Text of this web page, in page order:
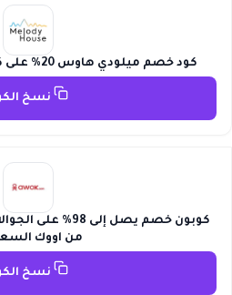
كود خصم ميلودي هاوس 20% على كل الموقع Melody House
نسخ
كوبون خصم يصل إلى
من اووك
نسخ